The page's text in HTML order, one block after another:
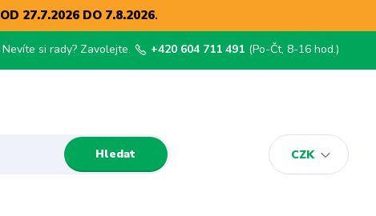
OD 27.7.2026 DO 7.8.2026.
CZK
Hledat
Nevíte si rady? Zavolejte. +420 604 711 491 (Po-Čt, 8-16 hod.)